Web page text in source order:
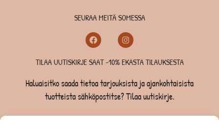
SEURAA MEITÄ SOMESSA
TILAA UUTISKIRJE SAAT -10% EKASTA TILAUKSESTA
Haluaisitko saada tietoa tarjouksista ja ajankohtaisista
tuotteista sähköpostitse? Tilaa uutiskirje.